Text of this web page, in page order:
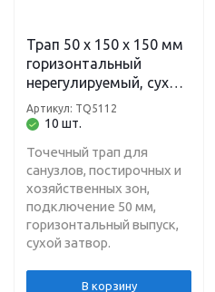
Трап 50 х 150 х 150 мм
горизонтальный
нерегулируемый, сухой
затвор, решетка
нержавеющая сталь
10 шт.
Артикул: TQ5112
Точечный трап для
санузлов, постирочных и
хозяйственных зон,
подключение 50 мм,
горизонтальный выпуск,
сухой затвор.
В корзину